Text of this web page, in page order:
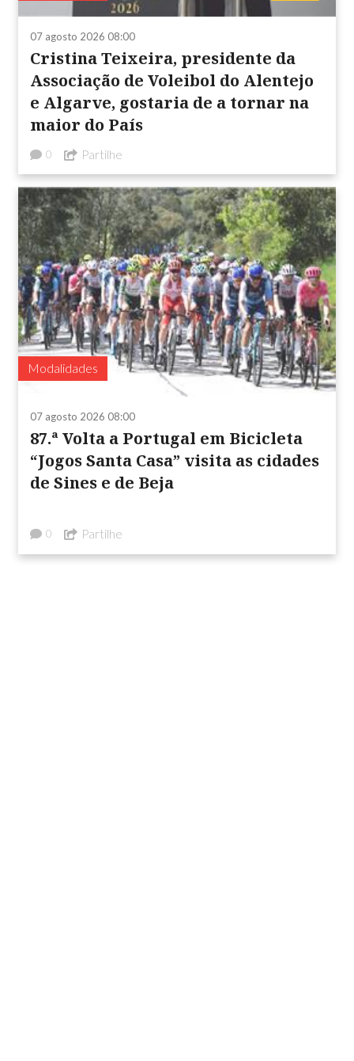
07 agosto 2026 08:00
Cristina Teixeira, presidente da
Associação de Voleibol do Alentejo
e Algarve, gostaria de a tornar na
maior do País
0 Partilhe
Modalidades
07 agosto 2026 08:00
87.ª Volta a Portugal em Bicicleta
“Jogos Santa Casa” visita as cidades
de Sines e de Beja
0 Partilhe